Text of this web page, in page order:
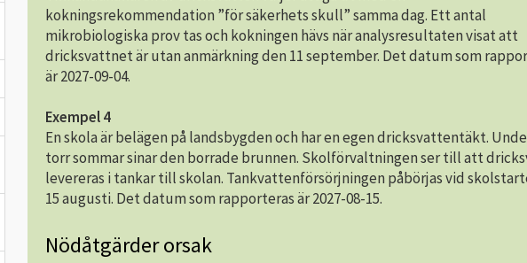
kokningsrekommendation ”för säkerhets skull” samma dag. Ett antal
mikrobiologiska prov tas och kokningen hävs när analysresultaten visat att
dricksvattnet är utan anmärkning den 11 september. Det datum som
är 2027-09-04.
Exempel 4
En skola är belägen på landsbygden och har en egen dricksvattentäkt.
torr sommar sinar den borrade brunnen. Skolförvaltningen ser till att
levereras i tankar till skolan. Tankvattenförsörjningen påbörjas vid
15 augusti. Det datum som rapporteras är 2027-08-15.
Nödåtgärder orsak